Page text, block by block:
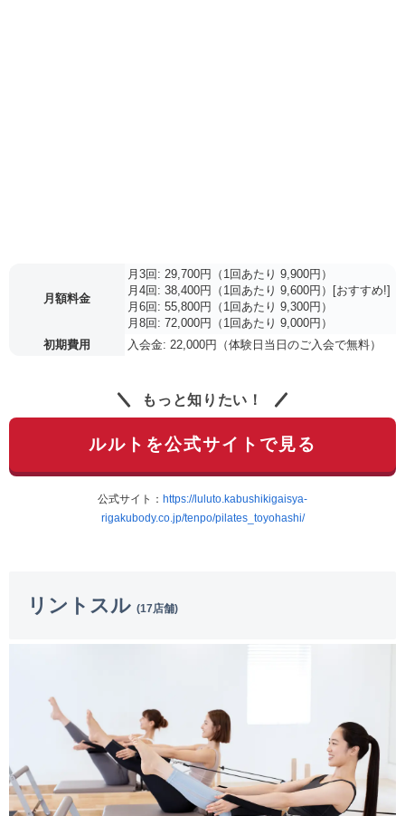
月額料金
月3回: 29,700円（1回あたり 9,900円）
月4回: 38,400円（1回あたり 9,600円）[おすすめ!]
月6回: 55,800円（1回あたり 9,300円）
月8回: 72,000円（1回あたり 9,000円）
初期費用
入会金: 22,000円（体験日当日のご入会で無料）
もっと知りたい！
ルルトを公式サイトで見る
公式サイト： https://luluto.kabushikigaisya-
rigakubody.co.jp/tenpo/pilates_toyohashi/
リントスル (17店舗)